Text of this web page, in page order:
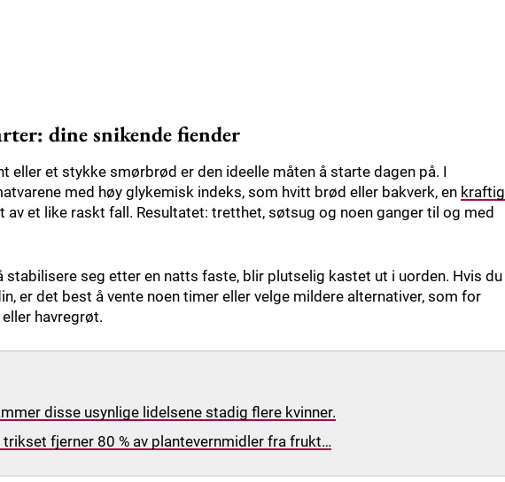
dine snikende fiender
eller et stykke smørbrød er den ideelle måten å starte dagen på. I
med høy glykemisk indeks, som hvitt brød eller bakverk, en kraftig
av et like raskt fall. Resultatet: tretthet, søtsug og noen ganger til og med
stabilisere seg etter en natts faste, blir plutselig kastet ut i uorden. Hvis du
er det best å vente noen timer eller velge mildere alternativer, som for
havregrøt.
disse usynlige lidelsene stadig flere kvinner.
fjerner 80 % av plantevernmidler fra frukt…